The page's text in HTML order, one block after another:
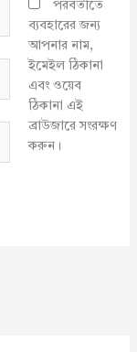
পরবর্তীতে
ব্যবহারের জন্য
আপনার নাম,
ইমেইল ঠিকানা
এবং ওয়েব
ঠিকানা এই
ব্রাউজারে সংরক্ষণ
করুন।